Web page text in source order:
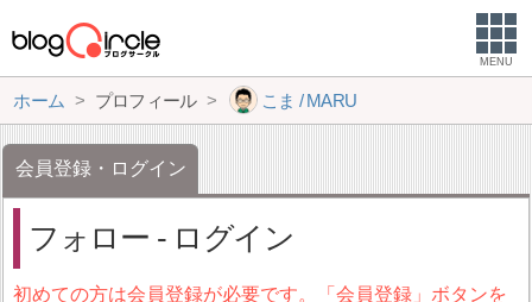
MENU
ホーム プロフィール こま / MARU
会員登録・ログイン
フォロー - ログイン
初めての方は会員登録が必要です。「会員登録」ボタンを